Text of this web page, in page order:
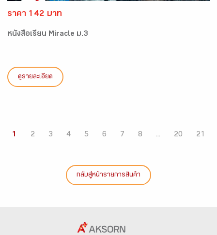
ราคา 142 บาท
หนังสือเรียน Miracle ม.3
ดูรายละเอียด
1 2 3 4 5 6 7 8 ... 20 21
กลับสู่หน้ารายการสินค้า